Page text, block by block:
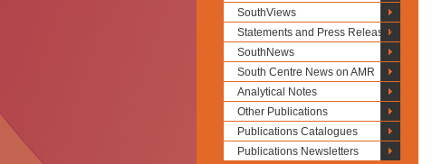
SouthViews
Statements and Press Releases
SouthNews
South Centre News on AMR
Analytical Notes
Other Publications
Publications Catalogues
Publications Newsletters